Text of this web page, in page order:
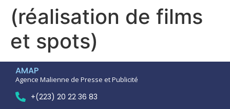
(réalisation de films
et spots)
AMAP
Agence Malienne de Presse et Publicité
+(223) 20 22 36 83